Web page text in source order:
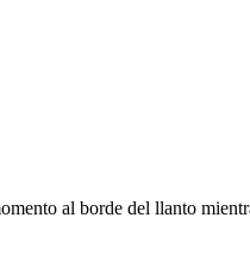
al borde del llanto